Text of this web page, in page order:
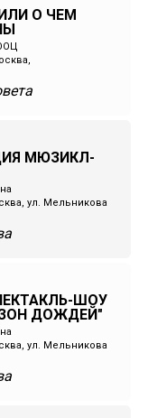
О ЧЕМ
МЮЗИКЛ-
ул. Мельникова
ШОУ
ДОЖДЕЙ"
ул. Мельникова